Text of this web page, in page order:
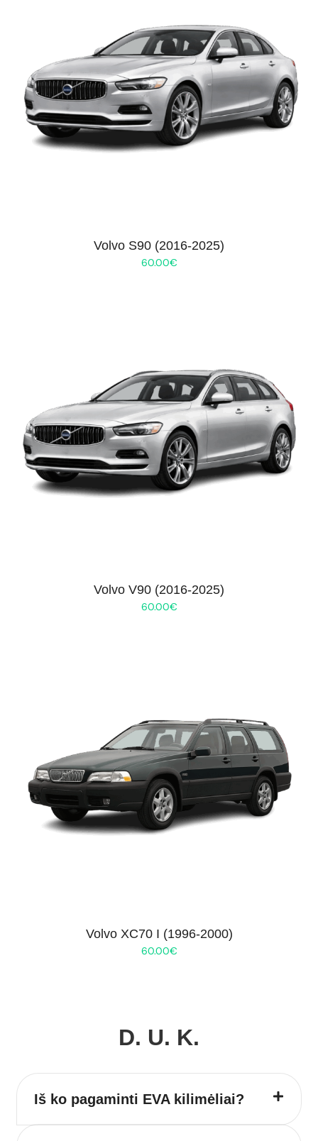
Volvo S90 (2016-2025)
60.00€
Volvo V90 (2016-2025)
60.00€
Volvo XC70 I (1996-2000)
60.00€
D. U. K.
Iš ko pagaminti EVA kilimėliai?